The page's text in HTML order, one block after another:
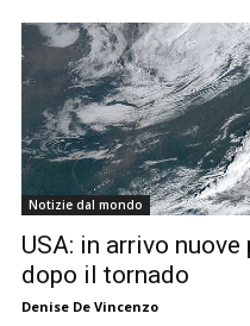
Notizie dal mondo
USA: in arrivo
dopo il tornado
Denise De Vincenzo